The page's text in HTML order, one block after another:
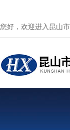
您好，欢迎进入昆山